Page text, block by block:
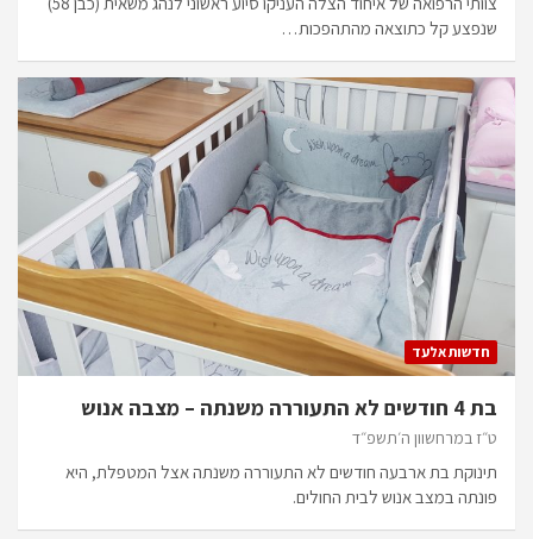
שנפצע קל כתוצאה מהתהפכות…
חדשות אלעד
בת 4 חודשים לא התעוררה משנתה – מצבה אנוש
ט״ז במרחשוון ה׳תשפ״ד
תינוקת בת ארבעה חודשים לא התעוררה משנתה אצל המטפלת, היא
פונתה במצב אנוש לבית החולים.